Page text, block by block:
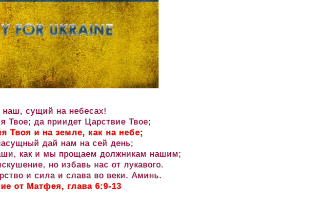
наш, сущий на небесах!
Твое; да приидет Царствие Твое;
Твоя и на земле, как на небе;
дай нам на сей день;
как и мы прощаем должникам нашим;
но избавь нас от лукавого.
и сила и слава во веки. Аминь.
от Матфея, глава 6:9-13